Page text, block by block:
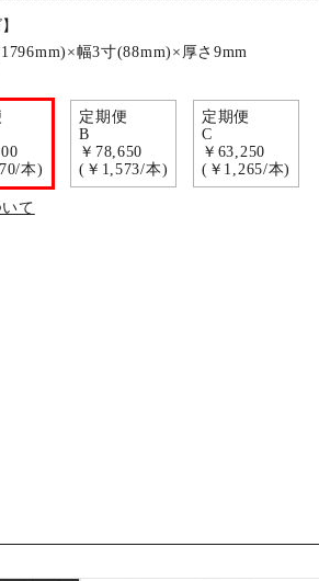
幅3寸(88mm)×厚さ9mm
本)
定期便
B
￥78,650
(￥1,573/本)
定期便
C
￥63,250
(￥1,265/本)
て